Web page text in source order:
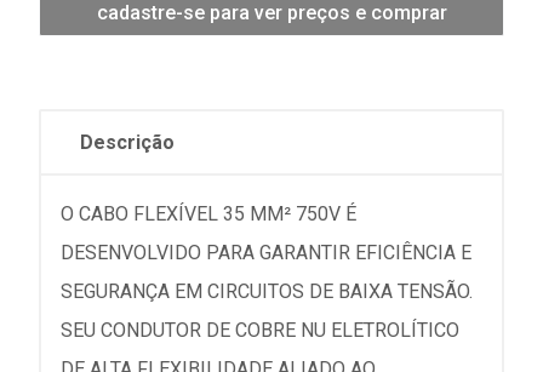
cadastre-se para ver preços e comprar
Descrição
O CABO FLEXÍVEL 35 MM² 750V É
DESENVOLVIDO PARA GARANTIR EFICIÊNCIA E
SEGURANÇA EM CIRCUITOS DE BAIXA TENSÃO.
SEU CONDUTOR DE COBRE NU ELETROLÍTICO